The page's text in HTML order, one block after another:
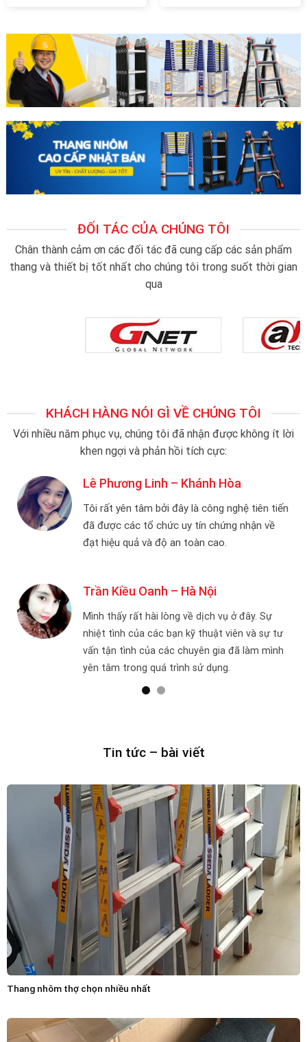
ĐỐI TÁC CỦA CHÚNG TÔI
Chân thành cảm ơn các đối tác đã cung cấp các sản phẩm
thang và thiết bị tốt nhất cho chúng tôi trong suốt thời gian
qua
KHÁCH HÀNG NÓI GÌ VỀ CHÚNG TÔI
Với nhiều năm phục vụ, chúng tôi đã nhận được không ít lời
khen ngợi và phản hồi tích cực:
Lê Phương Linh – Khánh Hòa
Tôi rất yên tâm bởi đây là công nghệ tiên tiến
đã được các tổ chức uy tín chứng nhận về
đạt hiệu quả và độ an toàn cao.
Trần Kiều Oanh – Hà Nội
Mình thấy rất hài lòng về dịch vụ ở đây. Sự
nhiệt tình của các bạn kỹ thuật viên và sự tư
vấn tận tình của các chuyên gia đã làm mình
yên tâm trong quá trình sử dụng.
Tin tức – bài viết
Thang nhôm thợ chọn nhiều nhất